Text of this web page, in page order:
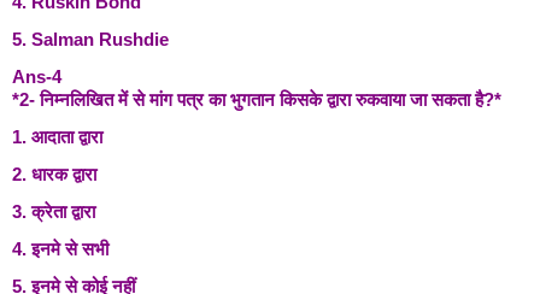
5. Salman Rushdie
Ans-4
*2- निम्नलिखित में से मांग पत्र का भुगतान किसके द्वारा रुकवाया जा सकता है?*
1. आदाता द्वारा
2. धारक द्वारा
3. क्रेता द्वारा
4. इनमे से सभी
5. इनमे से कोई नहीं